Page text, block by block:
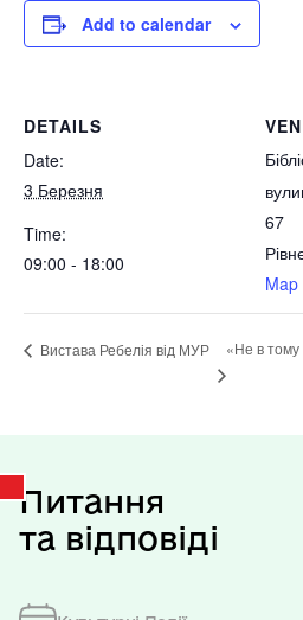
Add to calendar
DETAILS
Date:
3 Березня
Time:
09:00 - 18:00
67
Map
Вистава Ребелія від МУР «Не в тому
Питання
та відповіді